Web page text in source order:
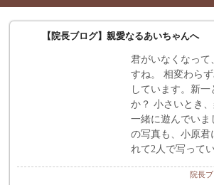
【院長ブログ】親愛なるあいちゃんへ
君がいなくなって
すね。 相変わら
しています。新一
か？ 小さいとき
一緒に遊んでいま
の写真も、小原君
れて2人で写って
院長